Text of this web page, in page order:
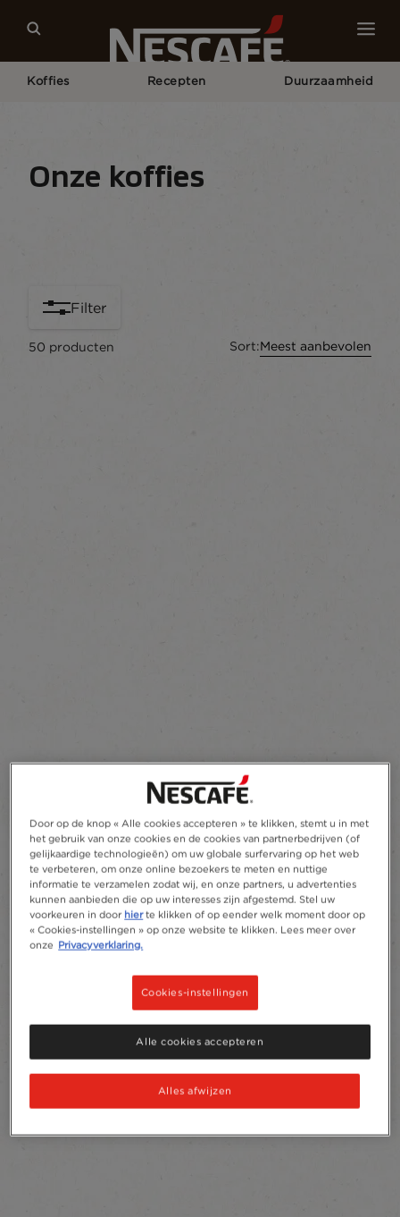
Koffies Recepten Duurzaamheid
Onze koffies
Filter
50 producten Sort:Meest aanbevolen
Door op de knop « Alle cookies accepteren » te klikken, stemt u in met
het gebruik van onze cookies en de cookies van partnerbedrijven (of
gelijkaardige technologieën) om uw globale surfervaring op het web
te verbeteren, om onze online bezoekers te meten en nuttige
informatie te verzamelen zodat wij, en onze partners, u advertenties
kunnen aanbieden die op uw interesses zijn afgestemd. Stel uw
voorkeuren in door hierte klikken of op eender welk moment door op
« Cookies-instellingen » op onze website te klikken. Lees meer over
onze Privacyverklaring.
Cookies-instellingen
Alles afwijzen
Alle cookies accepteren